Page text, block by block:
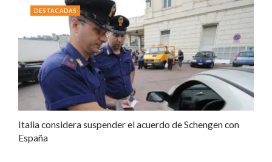
Italia considera suspender el acuerdo de Schengen con
España
DESTACADAS